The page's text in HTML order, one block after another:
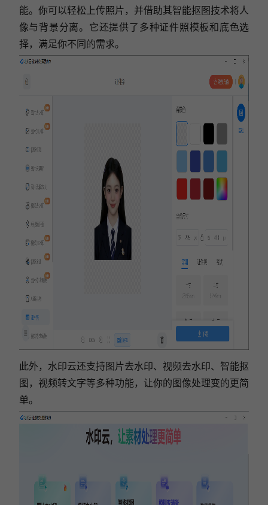
能。你可以轻松上传照片，并借助其智能抠图技术将人
像与背景分离。它还提供了多种证件照模板和底色选
择，满足你不同的需求。
此外，水印云还支持图片去水印、视频去水印、智能抠
图，视频转文字等多种功能，让你的图像处理变的更简
单。